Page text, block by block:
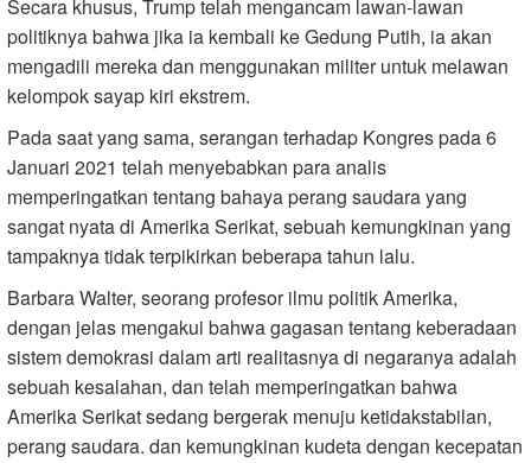
Secara khusus, Trump telah mengancam lawan-lawan
politiknya bahwa jika ia kembali ke Gedung Putih, ia akan
mengadili mereka dan menggunakan militer untuk melawan
kelompok sayap kiri ekstrem.
Pada saat yang sama, serangan terhadap Kongres pada 6
Januari 2021 telah menyebabkan para analis
memperingatkan tentang bahaya perang saudara yang
sangat nyata di Amerika Serikat, sebuah kemungkinan yang
tampaknya tidak terpikirkan beberapa tahun lalu.
Barbara Walter, seorang profesor ilmu politik Amerika,
dengan jelas mengakui bahwa gagasan tentang keberadaan
sistem demokrasi dalam arti realitasnya di negaranya adalah
sebuah kesalahan, dan telah memperingatkan bahwa
Amerika Serikat sedang bergerak menuju ketidakstabilan,
perang saudara. dan kemungkinan kudeta dengan kecepatan